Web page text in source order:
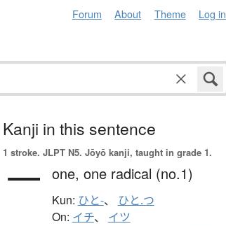
Forum About Theme Log in
Kanji in this sentence
1 stroke. JLPT N5. Jōyō kanji, taught in grade 1.
一 one, one radical (no.1)
Kun: ひと-、 ひと.つ
On: イチ、 イツ